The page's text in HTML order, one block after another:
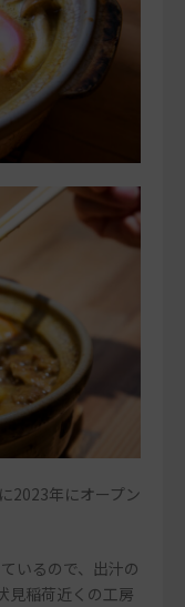
2023年にオープン
いるので、出汁の
見稲荷近くの工房